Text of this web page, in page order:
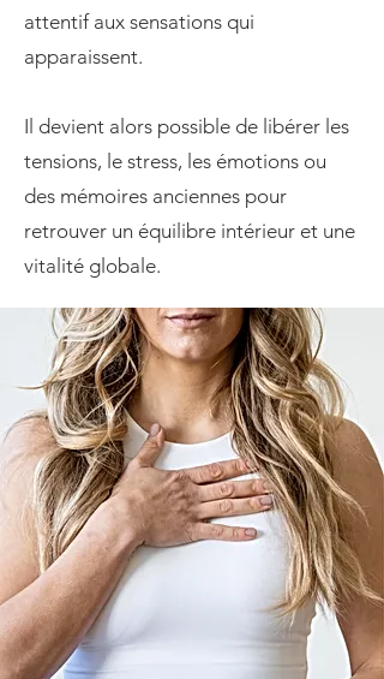
attentif aux sensations qui
apparaissent.​
Il devient alors possible de libérer les
tensions, le stress, les émotions ou
des mémoires anciennes pour
retrouver un équilibre intérieur et une
vitalité globale.